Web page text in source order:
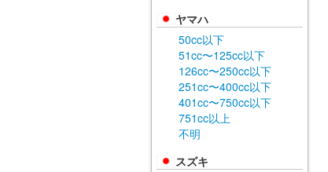
ヤマハ
50cc以下
51cc〜125cc以下
126cc〜250cc以下
251cc〜400cc以下
401cc〜750cc以下
751cc以上
不明
スズキ